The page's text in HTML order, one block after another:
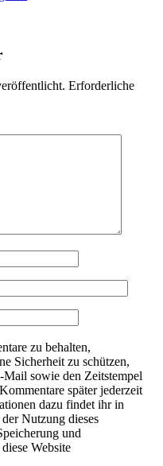
Erforderliche
zu behalten,
Sicherheit zu schützen,
Mail sowie den Zeitstempel
später jederzeit
dazu findet ihr in
Nutzung dieses
und
Website